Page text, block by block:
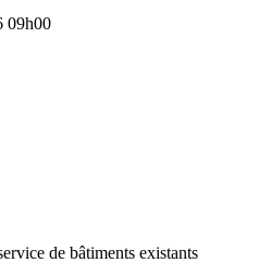
09h00
de bâtiments existants